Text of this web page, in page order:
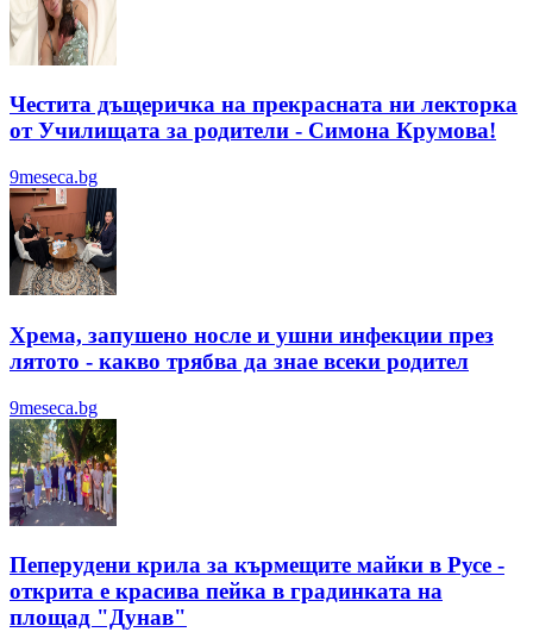
Честита дъщеричка на прекрасната ни лекторка
от Училищата за родители - Симона Крумова!
9meseca.bg
Хрема, запушено носле и ушни инфекции през
лятотo - какво трябва да знае всеки родител
9meseca.bg
Пеперудени крила за кърмещите майки в Русе -
открита е красива пейка в градинката на
площад "Дунав"